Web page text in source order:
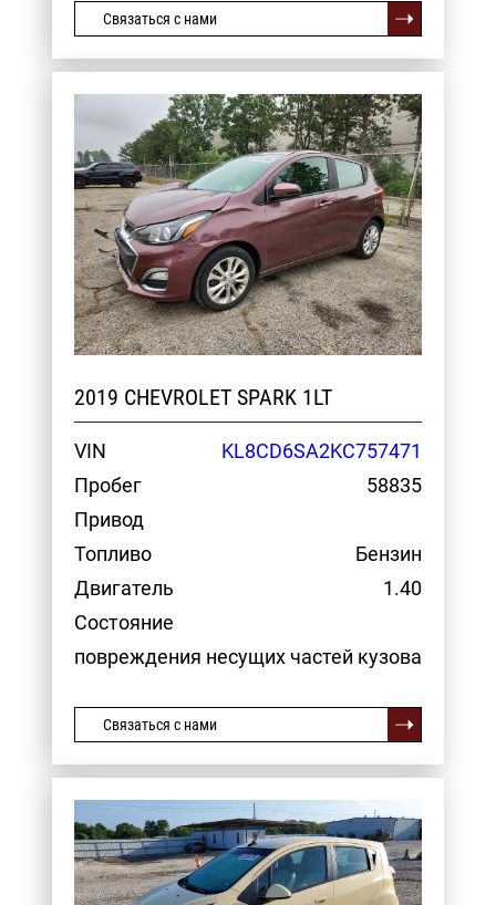
Связаться с нами
2019 CHEVROLET SPARK 1LT
VIN
KL8CD6SA2KC757471
Пробег
58835
Привод
Топливо
Бензин
Двигатель
1.40
Состояние
повреждения несущих частей кузова
Связаться с нами